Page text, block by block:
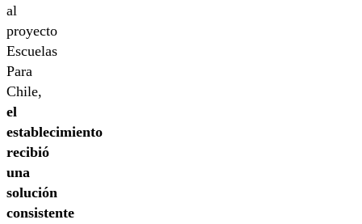
al
proyecto
Escuelas
Para
Chile,
el
establecimiento
recibió
una
solución
consistente